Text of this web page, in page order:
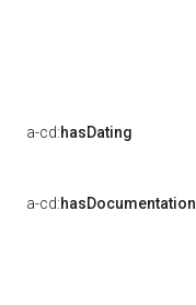
a-cd:hasDating
a-cd:hasDocumentation